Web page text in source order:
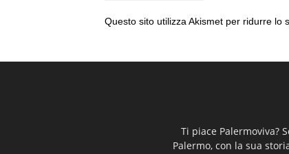
Questo sito utilizza Akismet per ridurre lo
Ti piace Palermoviva?
Palermo, con la sua